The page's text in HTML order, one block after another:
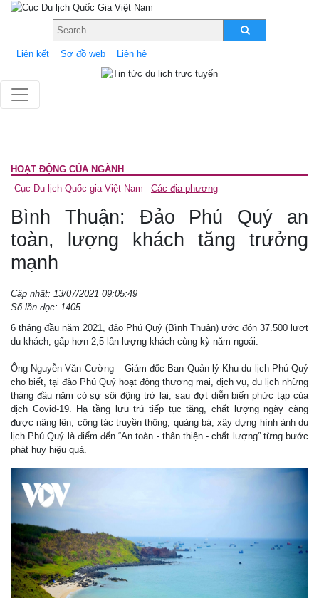
Liên kết Sơ đồ web Liên hệ
HOẠT ĐỘNG CỦA NGÀNH
Cục Du lịch Quốc gia Việt Nam
Các địa phương
Bình Thuận: Đảo Phú Quý an
toàn, lượng khách tăng trưởng
mạnh
Cập nhật: 13/07/2021 09:05:49
Số lần đọc: 1405
6 tháng đầu năm 2021, đảo Phú Quý (Bình Thuận) ước đón 37.500 lượt
du khách, gấp hơn 2,5 lần lượng khách cùng kỳ năm ngoái.
Ông Nguyễn Văn Cường – Giám đốc Ban Quản lý Khu du lịch Phú Quý
cho biết, tại đảo Phú Quý hoạt động thương mại, dịch vụ, du lịch những
tháng đầu năm có sự sôi động trở lại, sau đợt diễn biến phức tạp của
dịch Covid-19. Hạ tầng lưu trú tiếp tục tăng, chất lượng ngày càng
được nâng lên; công tác truyền thông, quảng bá, xây dựng hình ảnh du
lịch Phú Quý là điểm đến “An toàn - thân thiện - chất lượng” từng bước
phát huy hiệu quả.